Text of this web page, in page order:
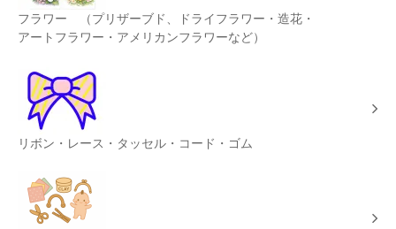
フラワー （プリザーブド、ドライフラワー・造花・
アートフラワー・アメリカンフラワーなど）
リボン・レース・タッセル・コード・ゴム